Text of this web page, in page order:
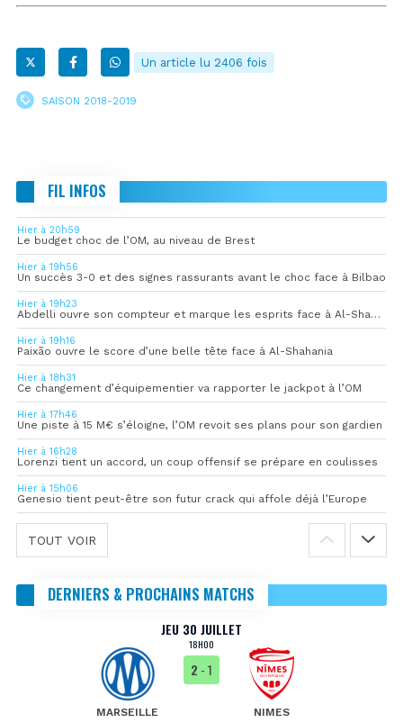
Un article lu 2406 fois
SAISON 2018-2019
FIL INFOS
Hier à 20h59
Le budget choc de l’OM, au niveau de Brest
Hier à 19h56
Un succès 3-0 et des signes rassurants avant le choc face à Bilbao
Hier à 19h23
Abdelli ouvre son compteur et marque les esprits face à Al-Shahania
Hier à 19h16
Paixão ouvre le score d’une belle tête face à Al-Shahania
Hier à 18h31
Ce changement d’équipementier va rapporter le jackpot à l’OM
Hier à 17h46
Une piste à 15 M€ s’éloigne, l’OM revoit ses plans pour son gardien
Hier à 16h28
Lorenzi tient un accord, un coup offensif se prépare en coulisses
Hier à 15h06
Genesio tient peut-être son futur crack qui affole déjà l’Europe
TOUT VOIR
DERNIERS & PROCHAINS MATCHS
JEU 30 JUILLET
18H00
MARSEILLE
2 - 1
NIMES